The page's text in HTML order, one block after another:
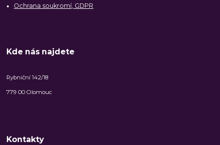
Ochrana soukromí, GDPR
Kde nás najdete
Rybniční 142/18
779 00 Olomouc
Kontakty